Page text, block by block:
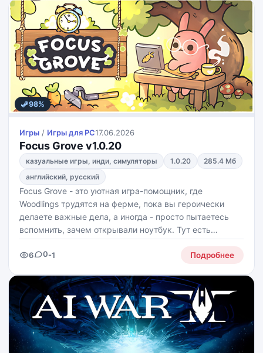
98%
Игры / Игры для PС17.06.2026
Focus Grove v1.0.20
казуальные игры, инди, симуляторы 1.0.20
285.4 Мб
английский, русский
Focus Grove - это уютная игра-помощник, где
Woodlings трудятся на ферме, пока вы героически
делаете важные дела, а иногда - просто пытаетесь
вспомнить, зачем открывали ноутбук. Тут есть
Pomodoro, трекер задач, звуки природы, привычки,
заметки и лесная ферма, которая растёт вместе с
6 0-1 Подробнее